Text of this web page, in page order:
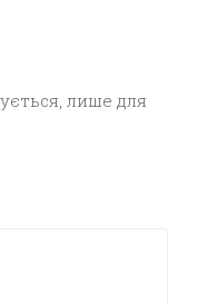
лише для